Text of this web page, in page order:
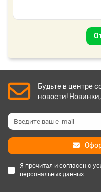
Будьте в центре
новости!
Я прочитал и согласен с
персональных данных